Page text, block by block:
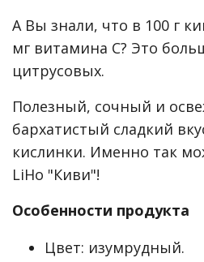
А Вы знали, что в 100 г
мг витамина С? Это
цитрусовых.
Полезный, сочный и
бархатистый сладкий
кислинки. Именно так
LiHo "Киви"!
Особенности продукта
Цвет: изумрудный.